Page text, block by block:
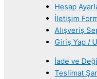
Hesap
İletişim
Alışveriş
Giriş Yap /
İade ve
Teslimat